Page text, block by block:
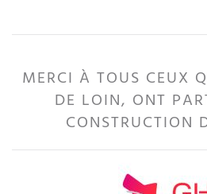
MERCI À TOUS CEUX
DE LOIN, ONT
CONSTRUCTION